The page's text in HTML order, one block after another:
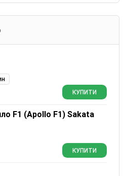
КУПИТИ
F1 (Apollo F1) Sakata
КУПИТИ